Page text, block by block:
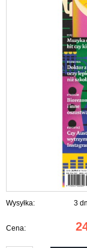
Wysyłka: 3
Cena: